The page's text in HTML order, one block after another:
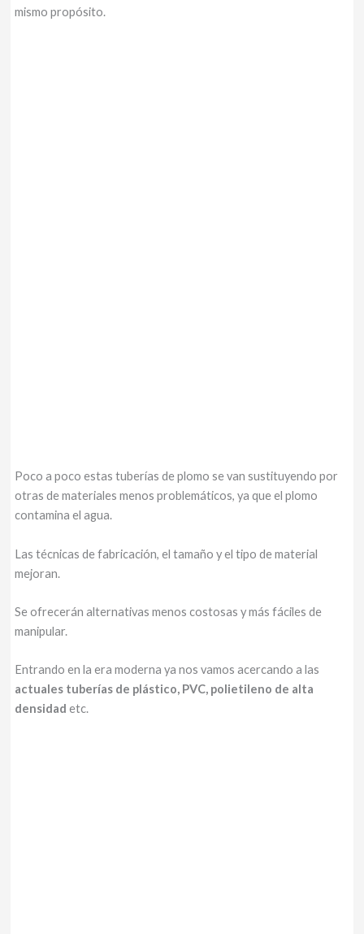
mismo propósito.
Poco a poco estas tuberías de plomo se van sustituyendo por
otras de materiales menos problemáticos, ya que el plomo
contamina el agua.
Las técnicas de fabricación, el tamaño y el tipo de material
mejoran.
Se ofrecerán alternativas menos costosas y más fáciles de
manipular.
Entrando en la era moderna ya nos vamos acercando a las
actuales tuberías de plástico, PVC, polietileno de alta
densidad etc.